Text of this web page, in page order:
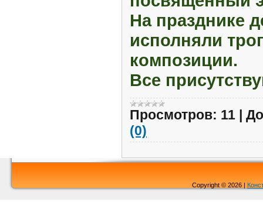
На празднике
исполняли
композиции.
Все
Просмотров: 11
(0)
Copyright © 2026 |